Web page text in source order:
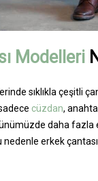
Modelleri
sıklıkla çeşitli
cüzdan,
daha fazla
nedenle erkek